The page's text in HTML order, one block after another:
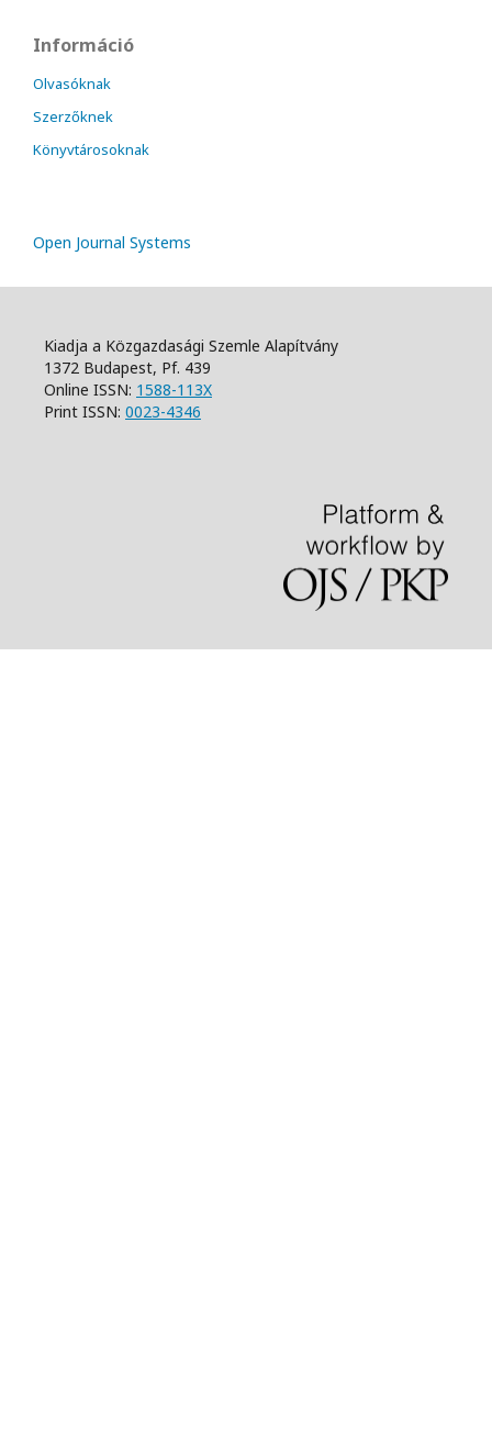
Információ
Olvasóknak
Szerzőknek
Könyvtárosoknak
Open Journal Systems
Kiadja a Közgazdasági Szemle Alapítvány
1372 Budapest, Pf. 439
Online ISSN: 1588-113X
Print ISSN: 0023-4346